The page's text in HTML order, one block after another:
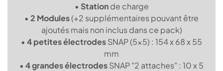
• Stationde charge
• 2 Modules(+2 supplémentaires pouvant être
ajoutés mais non inclus dans ce pack)
• 4 petites électrodesSNAP (5x5) : 154 x 68 x 55
mm
• 4 grandes électrodesSNAP "2 attaches" : 10 x 5